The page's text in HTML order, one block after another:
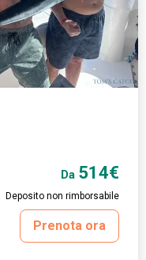
Da 514€
Deposito non rimborsabile
Prenota ora